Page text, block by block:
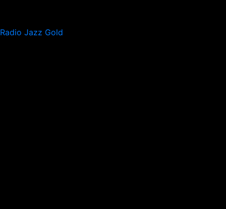
Radio Jazz Gold